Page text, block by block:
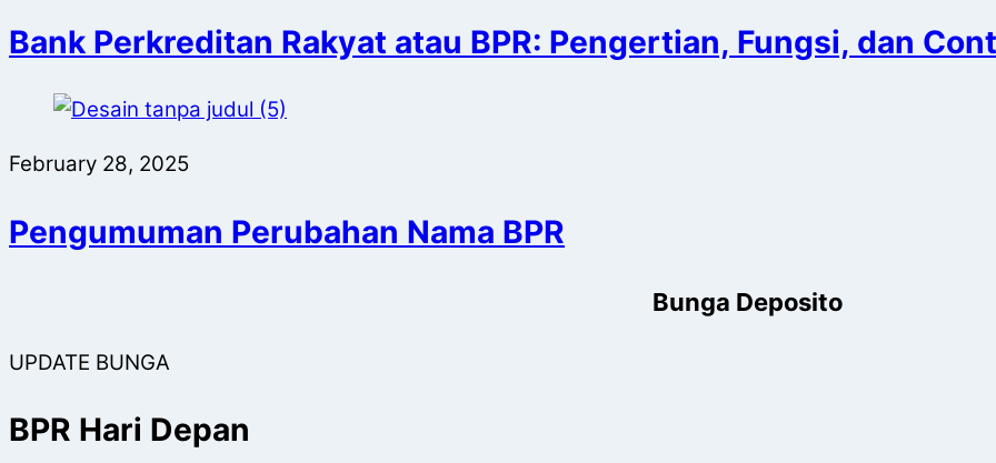
Bank Perkreditan Rakyat atau BPR: Pengertian, Fungsi, dan
February 28, 2025
Pengumuman Perubahan Nama BPR
Bunga Deposito
UPDATE BUNGA
BPR Hari Depan